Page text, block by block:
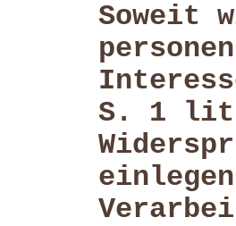
Soweit
S. 1 lit.